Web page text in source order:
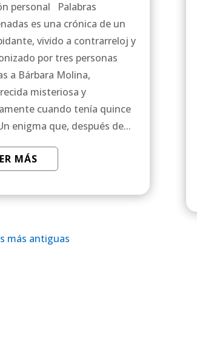
personal Palabras
es una crónica de un
vivido a contrarreloj y
por tres personas
a Bárbara Molina,
misteriosa y
cuando tenía quince
enigma que, después de...
MÁS
más antiguas